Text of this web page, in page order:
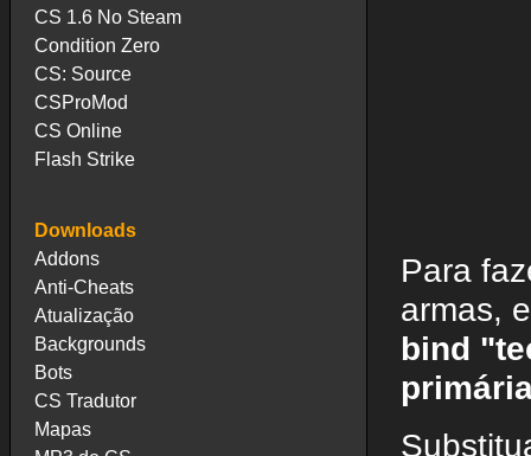
CS 1.6 No Steam
Condition Zero
CS: Source
CSProMod
CS Online
Flash Strike
Downloads
Addons
Anti-Cheats
Atualização
Backgrounds
Bots
CS Tradutor
Mapas
Para
armas,
bind